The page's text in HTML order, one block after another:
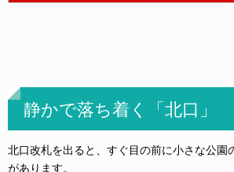
静かで落ち着く「北口」
北口改札を出ると、すぐ目の前に小さな公園
があります。